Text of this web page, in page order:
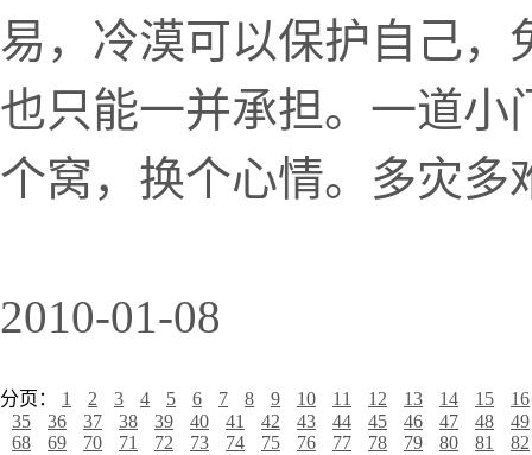
易，冷漠可以保护自己，
也只能一并承担。一道小
个窝，换个心情。多灾多
2010-01-08
分页： 1 2 3 4 5 6 7 8 9 10 11 12 13 14 15
16
35
36 37 38 39 40 41 42 43 44 45 46 47 48
49
68
69 70 71 72 73 74 75 76 77 78 79 80 81 82